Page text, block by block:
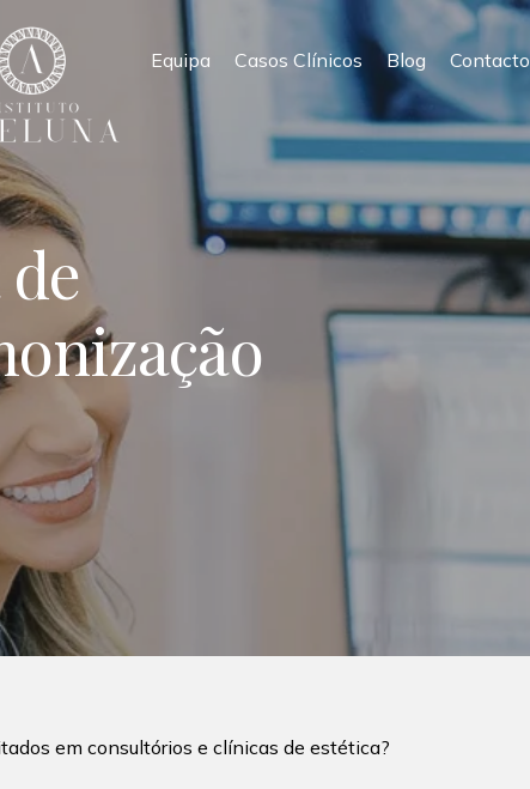
Equipa Casos Clínicos Blog
em consultórios e clínicas de estética?